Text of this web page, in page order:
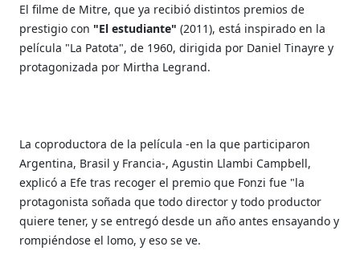
El filme de Mitre, que ya recibió distintos premios de
prestigio con "El estudiante" (2011), está inspirado en la
película "La Patota", de 1960, dirigida por Daniel Tinayre y
protagonizada por Mirtha Legrand.
La coproductora de la película -en la que participaron
Argentina, Brasil y Francia-, Agustin Llambi Campbell,
explicó a Efe tras recoger el premio que Fonzi fue "la
protagonista soñada que todo director y todo productor
quiere tener, y se entregó desde un año antes ensayando y
rompiéndose el lomo, y eso se ve.